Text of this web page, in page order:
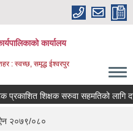
कार्यालय
: स्वच्छ, समृद्ध ईश्वरपुर
शिक्षक सरुवा सहमतिको लागि
२०७९/०८०